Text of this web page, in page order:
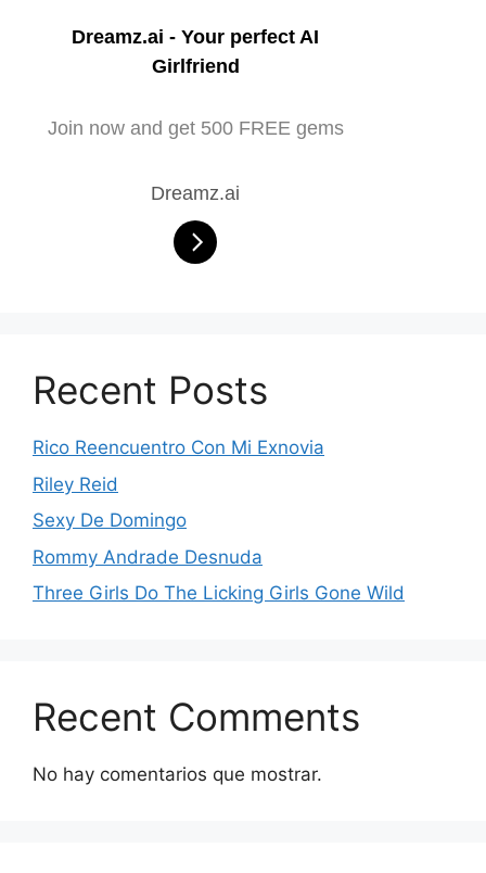
Dreamz.ai - Your perfect AI
Girlfriend
Join now and get 500 FREE gems
Dreamz.ai
Recent Posts
Rico Reencuentro Con Mi Exnovia
Riley Reid
Sexy De Domingo
Rommy Andrade Desnuda
Three Girls Do The Licking Girls Gone Wild
Recent Comments
No hay comentarios que mostrar.